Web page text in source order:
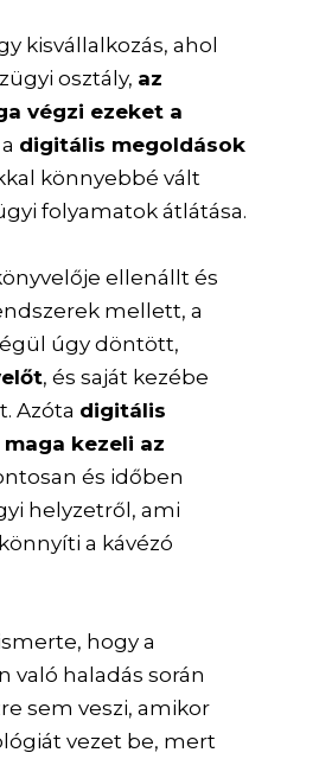
kisvállalkozás, ahol
osztály, az
végzi ezeket a
digitális megoldások
könnyebbé vált
folyamatok átlátása.
ellenállt és
mellett, a
úgy döntött,
, és saját kezébe
Azóta digitális
kezeli az
és időben
helyzetről, ami
a kávézó
hogy a
való haladás során
sem veszi, amikor
vezet be, mert